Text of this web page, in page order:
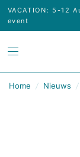
VACATION: 5-12
event
Home / Nieuws /